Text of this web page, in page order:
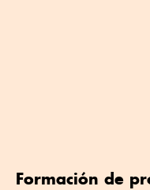
Formación de